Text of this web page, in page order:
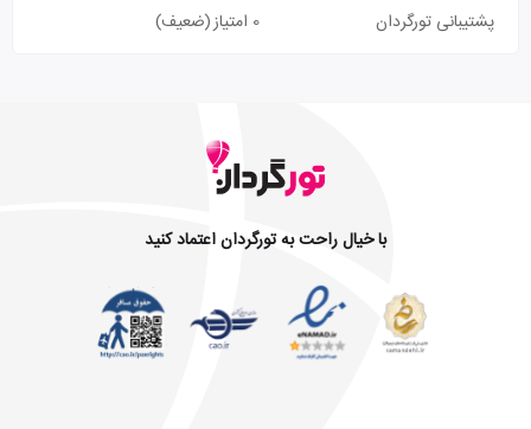
پشتیبانی تورگردان
0 امتیاز (ضعیف)
با خیال راحت به تورگردان اعتماد کنید